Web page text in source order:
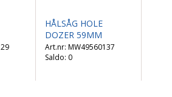
HÅLSÅG HOLE
DOZER 59MM
MW49560137
Saldo: 0